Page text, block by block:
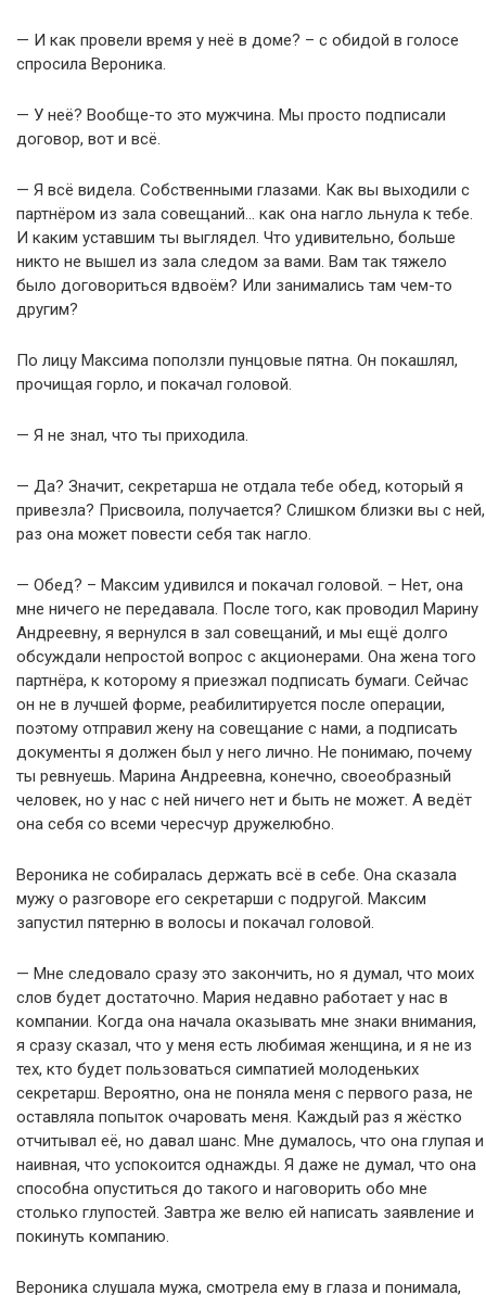
— И как провели время у неё в доме? – с обидой в голосе
спросила Вероника.
— У неё? Вообще-то это мужчина. Мы просто подписали
договор, вот и всё.
— Я всё видела. Собственными глазами. Как вы выходили с
партнёром из зала совещаний… как она нагло льнула к тебе.
И каким уставшим ты выглядел. Что удивительно, больше
никто не вышел из зала следом за вами. Вам так тяжело
было договориться вдвоём? Или занимались там чем-то
другим?
По лицу Максима поползли пунцовые пятна. Он покашлял,
прочищая горло, и покачал головой.
— Я не знал, что ты приходила.
— Да? Значит, секретарша не отдала тебе обед, который я
привезла? Присвоила, получается? Слишком близки вы с ней,
раз она может повести себя так нагло.
— Обед? – Максим удивился и покачал головой. – Нет, она
мне ничего не передавала. После того, как проводил Марину
Андреевну, я вернулся в зал совещаний, и мы ещё долго
обсуждали непростой вопрос с акционерами. Она жена того
партнёра, к которому я приезжал подписать бумаги. Сейчас
он не в лучшей форме, реабилитируется после операции,
поэтому отправил жену на совещание с нами, а подписать
документы я должен был у него лично. Не понимаю, почему
ты ревнуешь. Марина Андреевна, конечно, своеобразный
человек, но у нас с ней ничего нет и быть не может. А ведёт
она себя со всеми чересчур дружелюбно.
Вероника не собиралась держать всё в себе. Она сказала
мужу о разговоре его секретарши с подругой. Максим
запустил пятерню в волосы и покачал головой.
— Мне следовало сразу это закончить, но я думал, что моих
слов будет достаточно. Мария недавно работает у нас в
компании. Когда она начала оказывать мне знаки внимания,
я сразу сказал, что у меня есть любимая женщина, и я не из
тех, кто будет пользоваться симпатией молоденьких
секретарш. Вероятно, она не поняла меня с первого раза, не
оставляла попыток очаровать меня. Каждый раз я жёстко
отчитывал её, но давал шанс. Мне думалось, что она глупая и
наивная, что успокоится однажды. Я даже не думал, что она
способна опуститься до такого и наговорить обо мне
столько глупостей. Завтра же велю ей написать заявление и
покинуть компанию.
Вероника слушала мужа, смотрела ему в глаза и понимала,